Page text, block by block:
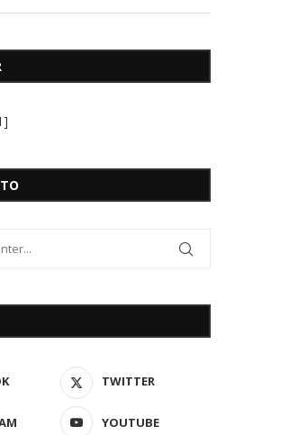
TWITTER
YOUTUBE